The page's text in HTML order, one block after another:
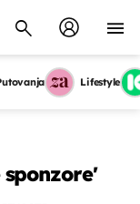
Lifestyle